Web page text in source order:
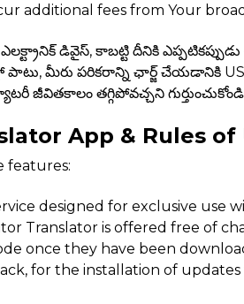
additional fees from Your
డివైస్, కాబట్టి దీనికి
మీరు పరికరాన్ని ఛార్జ్ చేయడానికి
జీవితకాలం తగ్గిపోవచ్చని
App & Rules of
features:
designed for exclusive
Translator is offered free of
once they have been
for the installation of